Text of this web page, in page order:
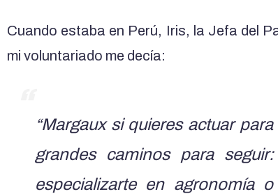
Cuando estaba en Perú, Iris, la Jefa del
mi voluntariado me decía:
“Margaux si quieres actuar
grandes caminos para
especializarte en agronomía